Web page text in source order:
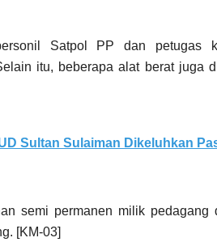
Satpol PP dan petugas
itu, beberapa alat berat juga
Sultan Sulaiman Dikeluhkan
semi permanen milik pedagang
[KM-03]